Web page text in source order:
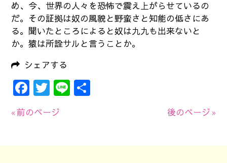
め、今、世界の人々を恐怖で震え上がらせているの
だ。その証拠は奴の風貌と野蛮さと知能の低さにあ
る。聞いたところによると奴は九九も出来ないと
か。猿は所詮サルと言うことか。
シェアする
Facebook
Twitter
Line
« 前のページ 後のページ »